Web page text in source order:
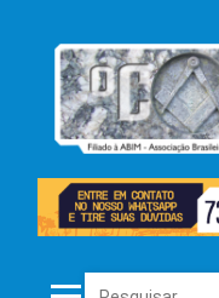
Pesquisar por: